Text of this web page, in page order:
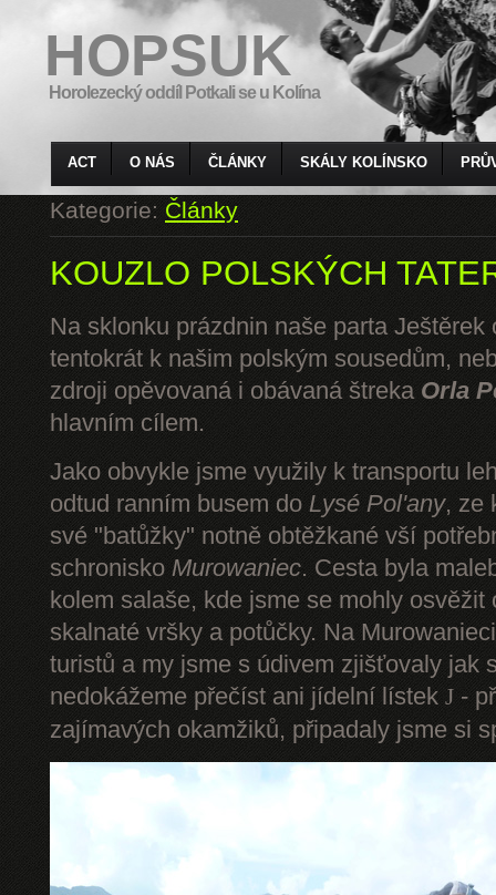
HOPSUK
Horolezecký oddíl Potkali se u Kolína
ACT O NÁS ČLÁNKY SKÁLY KOLÍNSKO
Kategorie:Články
KOUZLO POLSKÝCH
Na sklonku prázdnin naše parta Ještěrek
tentokrát k našim polským sousedům,
zdroji opěvovaná i obávaná štreka Orla
hlavním cílem.
Jako obvykle jsme využily k transportu
odtud ranním busem do Lysé Pol'any, ze
své "batůžky" notně obtěžkané vší
schronisko Murowaniec. Cesta byla
kolem salaše, kde jsme se mohly
skalnaté vršky a potůčky. Na
turistů a my jsme s údivem zjišťovaly jak
nedokážeme přečíst ani jídelní lístek J -
zajímavých okamžiků, připadaly jsme si